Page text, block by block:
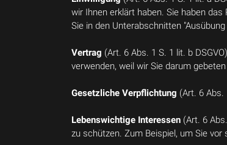
wir Ihnen erklärt haben. Sie haben
Sie in den Unterabschnitten
Vertrag (Art. 6 Abs. 1 S. 1 lit. b
verwenden, weil wir Sie darum
Gesetzliche Verpflichtung (Art. 6 Abs.
Lebenswichtige Interessen (Art. 6
zu schützen. Zum Beispiel, um Sie